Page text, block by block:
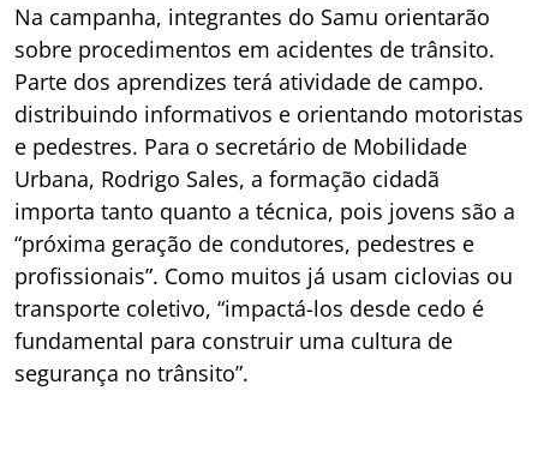
Na campanha, integrantes do Samu orientarão
sobre procedimentos em acidentes de trânsito.
Parte dos aprendizes terá atividade de campo.
distribuindo informativos e orientando motoristas
e pedestres. Para o secretário de Mobilidade
Urbana, Rodrigo Sales, a formação cidadã
importa tanto quanto a técnica, pois jovens são a
“próxima geração de condutores, pedestres e
profissionais”. Como muitos já usam ciclovias ou
transporte coletivo, “impactá-los desde cedo é
fundamental para construir uma cultura de
segurança no trânsito”.